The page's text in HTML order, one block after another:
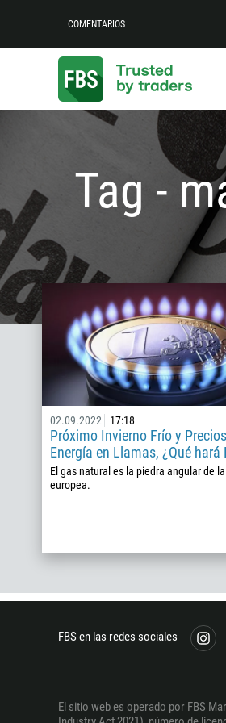
COMENTARIOS
Tag -
02.09.2022 17:18
Próximo Invierno Frío y
Energía en Llamas, ¿Qué hará
El gas natural es la piedra angular de
europea.
FBS en las redes sociales
El sitio web es operado por FBS